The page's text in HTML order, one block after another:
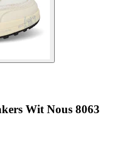
Wit Nous 8063